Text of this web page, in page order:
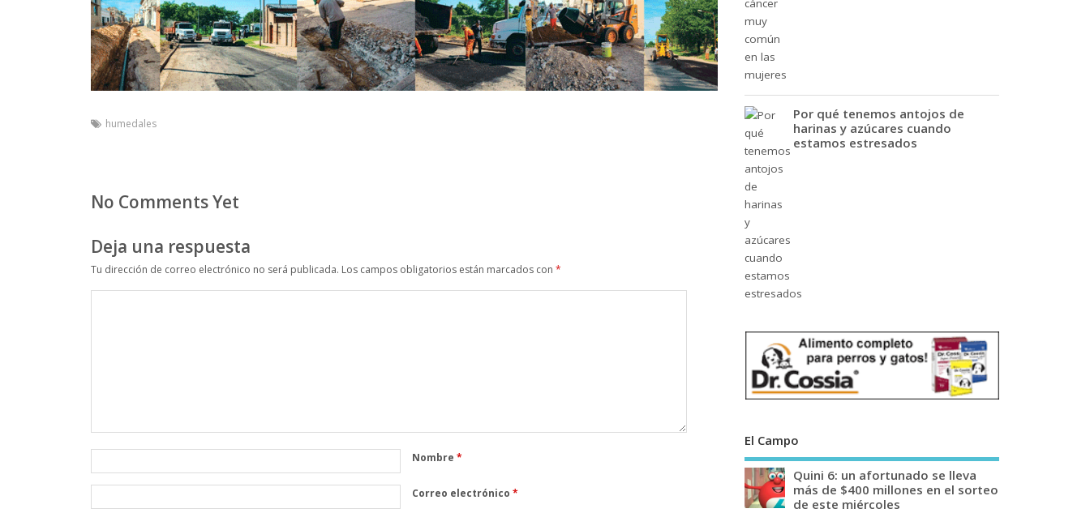
humedales
No Comments Yet
Deja una respuesta
Tu dirección de correo electrónico no será publicada. Los campos obligatorios están marcados con *
Nombre *
Correo electrónico *
Por qué tenemos antojos de
harinas y azúcares cuando
estamos estresados
El Campo
Quini 6: un afortunado se lleva
más de $400 millones en el sorteo
de este miércoles